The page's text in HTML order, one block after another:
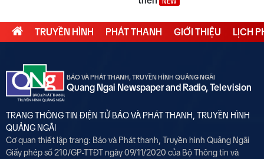
TRUYỀN HÌNH PHÁT THANH GIỚI THIỆU LỊCH
BÁO VÀ PHÁT THANH, TRUYỀN HÌNH QUẢNG NGÃI
Quang Ngai Newspaper and Radio, Television
TRANG THÔNG TIN ĐIỆN TỬ BÁO VÀ PHÁT THANH, TRUYỀN HÌNH
QUẢNG NGÃI
Cơ quan thiết lập trang: Báo và Phát thanh, Truyền hình Quảng Ngãi
Giấy phép số 210/GP-TTĐT ngày 09/11/2020 của Bộ Thông tin và